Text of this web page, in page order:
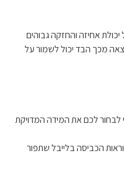
אחיזה והחזקה גבוהים
מכך הבד יכול לשמור על
לבחור לכם את המידה המדויקת
הכביסה בלייבל שתפור